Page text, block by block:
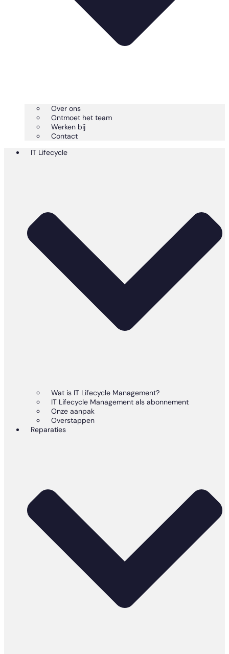
Over ons
Ontmoet het team
Werken bij
Contact
IT Lifecycle
Wat is IT Lifecycle Management?
IT Lifecycle Management als abonnement
Onze aanpak
Overstappen
Reparaties